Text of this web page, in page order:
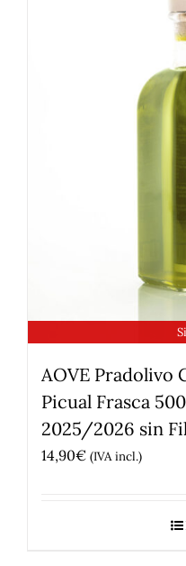
AOVE Pradolivo
Picual Frasca
2025/2026 sin
14,90€ (IVA incl.)